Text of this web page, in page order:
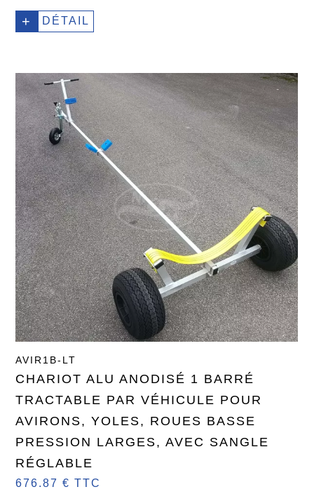
+ DÉTAIL
AVIR1B-LT
CHARIOT ALU ANODISÉ 1 BARRÉ
TRACTABLE PAR VÉHICULE POUR
AVIRONS, YOLES, ROUES BASSE
PRESSION LARGES, AVEC SANGLE
RÉGLABLE
676.87 € TTC